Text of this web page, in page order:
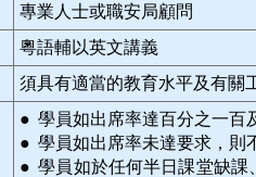
專業人士或職安局顧問
粵語輔以英文講義
須具有適當的教育水平及有關
● 學員如出席率達百分之一百
● 學員如出席率未達要求，則
● 學員如於任何半日課堂缺課